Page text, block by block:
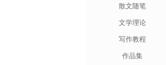
散文随笔
文学理论
写作教程
作品集